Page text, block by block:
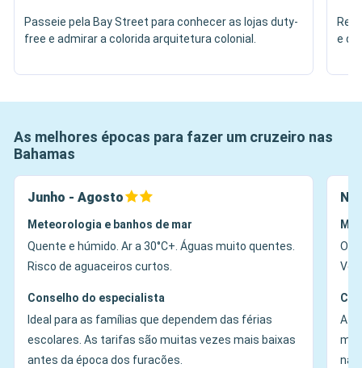
Passeie pela Bay Street para conhecer as lojas duty-
free e admirar a colorida arquitetura colonial.
e
As melhores épocas para fazer um cruzeiro nas
Bahamas
Junho - Agosto
Meteorologia e banhos de mar
Quente e húmido. Ar a 30°C+. Águas muito quentes.
Risco de aguaceiros curtos.
Conselho do especialista
Ideal para as famílias que dependem das férias
escolares. As tarifas são muitas vezes mais baixas
antes da época dos furacões.
O
A